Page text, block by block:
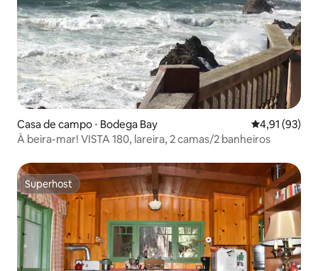
Casa de campo ⋅ Bodega Bay 4,91 de uma
4,91 (93)
À beira-mar! VISTA 180, lareira, 2 camas/2 banheiros
Superhost
Superhost